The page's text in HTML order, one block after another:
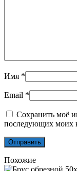
Имя *
Email *
Сохранить моё
последующих моих
Похожие